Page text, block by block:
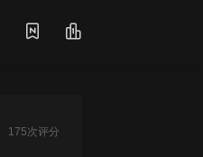
175次评分